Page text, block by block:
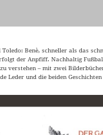
Benè, schneller als das
der Anpfiff. Nachhaltig
verstehen – mit zwei
Leder und die beiden